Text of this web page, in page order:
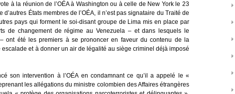
à la réunion de l’OÉA à Washington ou à celle de New York le 23
États membres de l’OÉA, il n’est pas signataire du Traité de
pays qui forment le soi-disant groupe de Lima mis en place par
de changement de régime au Venezuela – et dans lesquels le
ont été les premiers à se prononcer en faveur du contenu de la
et à donner un air de légalité au siège criminel déjà imposé
son intervention à l’OÉA en condamnant ce qu’il a appelé le «
les allégations du ministre colombien des Affaires étrangères